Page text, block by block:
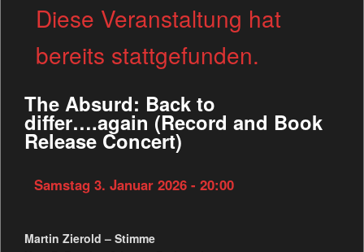
Diese Veranstaltung hat
bereits stattgefunden.
The Absurd: Back to
differ….again (Record and Book
Release Concert)
Samstag 3. Januar 2026 - 20:00
Martin Zierold – Stimme